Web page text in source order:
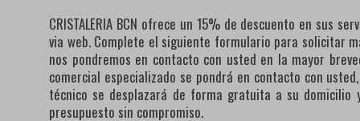
CRISTALERIA BCN ofrece un 15% de descuento en sus
via web. Complete el siguiente formulario para solicitar
nos pondremos en contacto con usted en la mayor
comercial especializado se pondrá en contacto con
técnico se desplazará de forma gratuita a su domicilio
presupuesto sin compromiso.